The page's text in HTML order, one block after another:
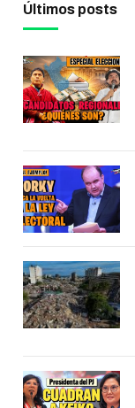
Últimos posts